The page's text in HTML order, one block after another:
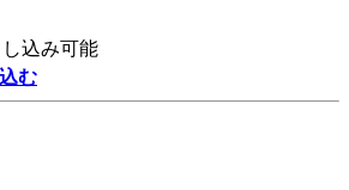
込み可能
む